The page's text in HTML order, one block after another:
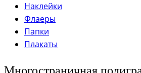
Наклейки
Флаеры
Папки
Плакаты